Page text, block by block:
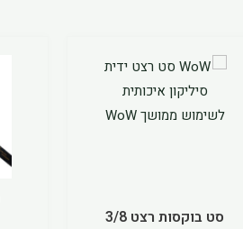
סט בוקסות רצט 3/8